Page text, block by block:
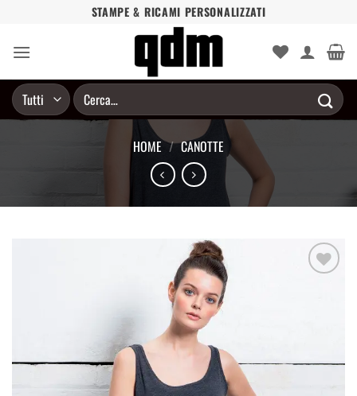
contenuti
STAMPE & RICAMI PERSONALIZZATI
Cerca:
HOME / CANOTTE